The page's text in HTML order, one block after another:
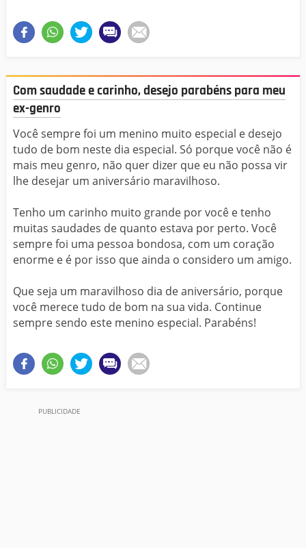
Com saudade e carinho, desejo parabéns para meu
ex-genro
Você sempre foi um menino muito especial e desejo
tudo de bom neste dia especial. Só porque você não é
mais meu genro, não quer dizer que eu não possa vir
lhe desejar um aniversário maravilhoso.
Tenho um carinho muito grande por você e tenho
muitas saudades de quanto estava por perto. Você
sempre foi uma pessoa bondosa, com um coração
enorme e é por isso que ainda o considero um amigo.
Que seja um maravilhoso dia de aniversário, porque
você merece tudo de bom na sua vida. Continue
sempre sendo este menino especial. Parabéns!